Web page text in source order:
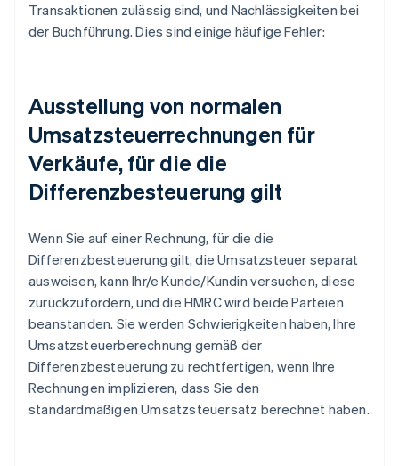
Transaktionen zulässig sind, und Nachlässigkeiten bei
der Buchführung. Dies sind einige häufige Fehler:
Ausstellung von normalen
Umsatzsteuerrechnungen für
Verkäufe, für die die
Differenzbesteuerung gilt
Wenn Sie auf einer Rechnung, für die die
Differenzbesteuerung gilt, die Umsatzsteuer separat
ausweisen, kann Ihr/e Kunde/Kundin versuchen, diese
zurückzufordern, und die HMRC wird beide Parteien
beanstanden. Sie werden Schwierigkeiten haben, Ihre
Umsatzsteuerberechnung gemäß der
Differenzbesteuerung zu rechtfertigen, wenn Ihre
Rechnungen implizieren, dass Sie den
standardmäßigen Umsatzsteuersatz berechnet haben.